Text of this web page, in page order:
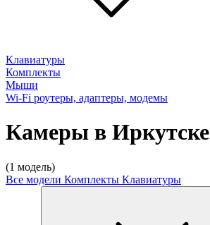
Клавиатуры
Комплекты
Мыши
Wi-Fi роутеры, адаптеры, модемы
Камеры в Иркутске
(1 модель)
Все модели Комплекты Клавиатуры